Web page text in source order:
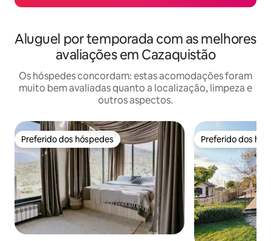
Aluguel por temporada com as melhores
avaliações em Cazaquistão
Os hóspedes concordam: estas acomodações foram
muito bem avaliadas quanto a localização, limpeza e
outros aspectos.
Preferido dos hóspedes
Preferido dos hóspedes Preferido dos
Preferido dos